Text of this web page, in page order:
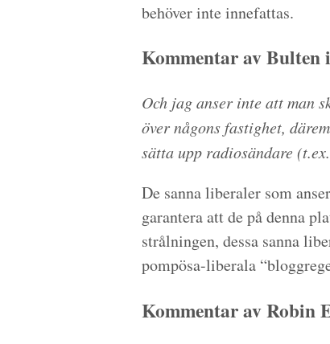
behöver inte innefattas.
Kommentar av Bulten
Och jag anser inte att man
över någons fastighet,
sätta upp radiosändare
De sanna liberaler som
garantera att de på denna
strålningen, dessa sanna
pompösa-liberala
Kommentar av Robin